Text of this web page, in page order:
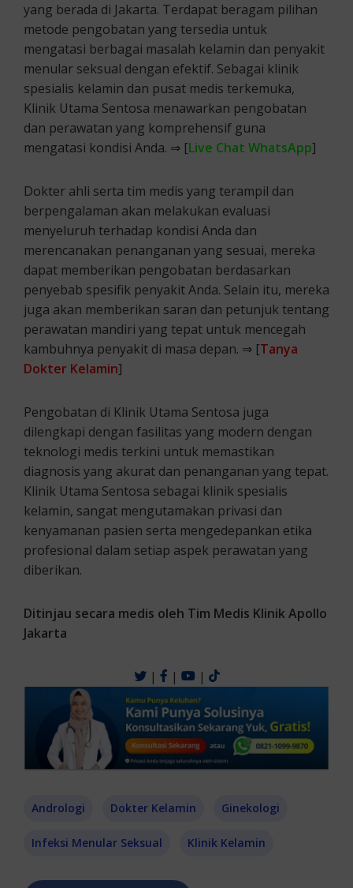
yang berada di Jakarta. Terdapat beragam pilihan
metode pengobatan yang tersedia untuk
mengatasi berbagai masalah kelamin dan penyakit
menular seksual dengan efektif. Sebagai klinik
spesialis kelamin dan pusat medis terkemuka,
Klinik Utama Sentosa menawarkan pengobatan
dan perawatan yang komprehensif guna
mengatasi kondisi Anda. ⇒ [Live Chat WhatsApp]
Dokter ahli serta tim medis yang terampil dan
berpengalaman akan melakukan evaluasi
menyeluruh terhadap kondisi Anda dan
merencanakan penanganan yang sesuai, mereka
dapat memberikan pengobatan berdasarkan
penyebab spesifik penyakit Anda. Selain itu, mereka
juga akan memberikan saran dan petunjuk tentang
perawatan mandiri yang tepat untuk mencegah
kambuhnya penyakit di masa depan. ⇒ [Tanya
Dokter Kelamin]
Pengobatan di Klinik Utama Sentosa juga
dilengkapi dengan fasilitas yang modern dengan
teknologi medis terkini untuk memastikan
diagnosis yang akurat dan penanganan yang tepat.
Klinik Utama Sentosa sebagai klinik spesialis
kelamin, sangat mengutamakan privasi dan
kenyamanan pasien serta mengedepankan etika
profesional dalam setiap aspek perawatan yang
diberikan.
Ditinjau secara medis oleh Tim Medis Klinik Apollo
Jakarta
| | |
Andrologi Dokter Kelamin Ginekologi
Infeksi Menular Seksual Klinik Kelamin